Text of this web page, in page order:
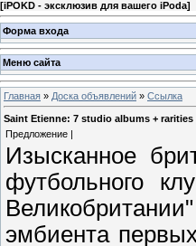
[iPOKD - эксклюзив для вашего iPoda]
Форма входа
Меню сайта
Главная » Доска объявлений » Ссылка
Saint Etienne: 7 studio albums + rarities
Предложение |
Изысканное
футбольного
эмбиента